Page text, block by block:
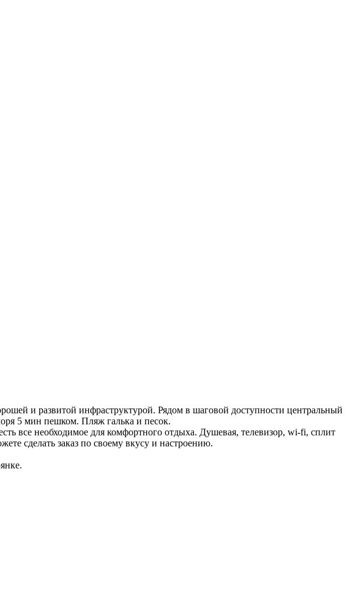
и развитой инфраструктурой. Рядом в шаговой доступности центральный
5 мин пешком. Пляж галька и песок.
все необходимое для комфортного отдыха. Душевая, телевизор, wi-fi, сплит
сделать заказ по своему вкусу и настроению.